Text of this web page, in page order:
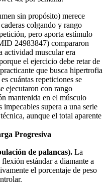
sin propósito) merece
colgando y rango
pero aporta estímulo
24983847) compararon
actividad muscular era
el ejercicio debe retar de
que busca hipertrofia
cuántas repeticiones se
ejecutaron con rango
mantenida en el músculo
supera a una serie
aunque el total aparente
Progresiva
de palancas). La
estándar a diamante a
el porcentaje de peso